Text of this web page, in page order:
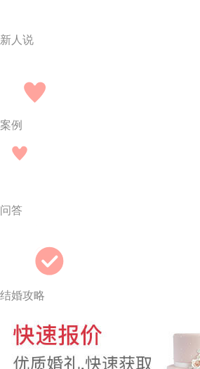
新人说
案例
问答
结婚攻略